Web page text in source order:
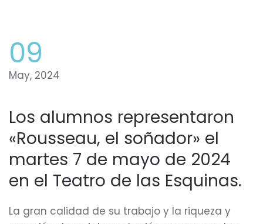
09
May, 2024
Los alumnos representaron
«Rousseau, el soñador» el
martes 7 de mayo de 2024
en el Teatro de las Esquinas.
La gran calidad de su trabajo y la riqueza y